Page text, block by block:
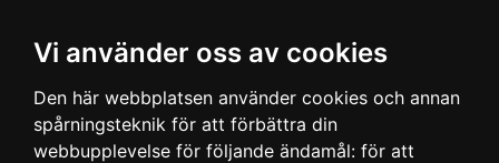
Vi använder oss av cookies
Den här webbplatsen använder cookies och annan
spårningsteknik för att förbättra din
webbupplevelse för följande ändamål: för att